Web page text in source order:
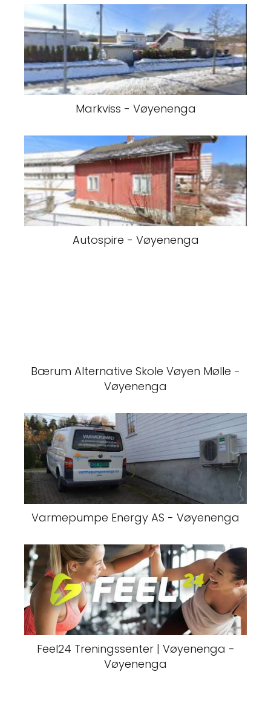
Markviss - Vøyenenga
Autospire - Vøyenenga
Bærum Alternative Skole Vøyen Mølle -
Vøyenenga
Varmepumpe Energy AS - Vøyenenga
Feel24 Treningssenter | Vøyenenga -
Vøyenenga